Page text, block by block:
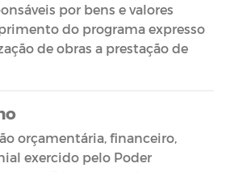
por bens e valores
do programa expresso
de obras a prestação de
orçamentária, financeiro,
exercido pelo Poder